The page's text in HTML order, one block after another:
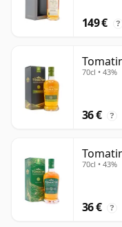
149 € ?
70cl • 43%
36 € ?
70cl • 43%
36 € ?